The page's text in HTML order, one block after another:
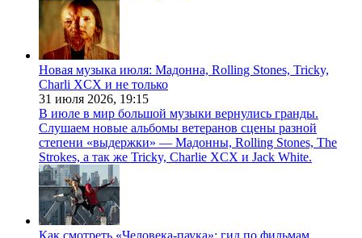
Новая музыка июля: Мадонна, Rolling Stones, Tricky,
Charli XCX и не только
31 июля 2026, 19:15
В июле в мир большой музыки вернулись гранды.
Слушаем новые альбомы ветеранов сцены разной
степени «выдержки» — Мадонны, Rolling Stones, The
Strokes, а так же Tricky, Charlie XCX и Jack White.